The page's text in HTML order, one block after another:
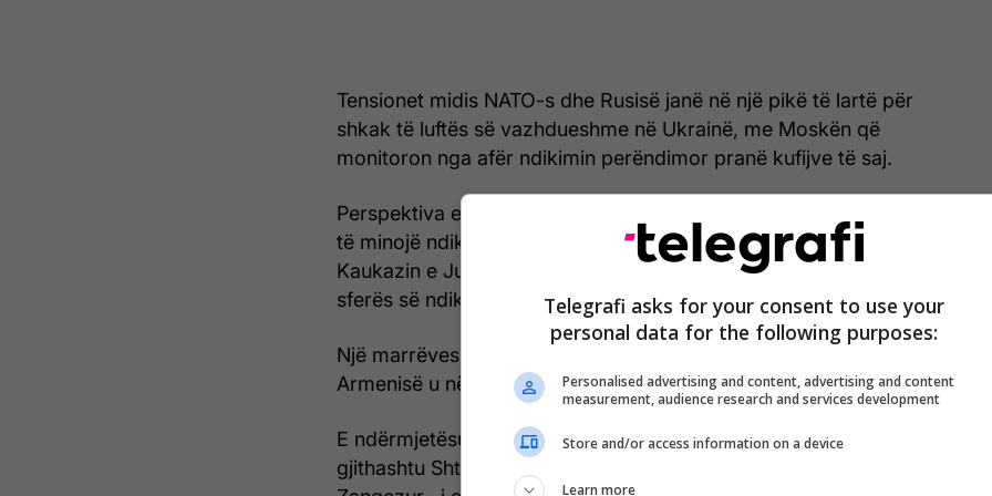
Tensionet midis NATO-s dhe Rusisë janë në një pikë të lartë për
shkak të luftës së vazhdueshme në Ukrainë, me Moskën që
monitoron nga afër ndikimin perëndimor pranë kufijve të saj.
Perspektiva e një bashkëpunimi të thelluar Azerbajxhan-NATO mund
të minojë ndikimin ushtarak dhe interesat energjetike të Rusisë në
Kaukazin e Jugut, një rajon që prej kohësh konsiderohet pjesë e
sferës së ndikimit të Rusisë.
Një marrëveshje paqeje e rëndësishme midis Azerbajxhanit dhe
Armenisë u nënshkrua në Shtëpinë e Bardhë më 8 gusht.
E ndërmjetësuar nga presidenti Donald Trump, marrëveshja u jep
gjithashtu Shteteve të Bashkuara një qira 99-vjeçare mbi Korridorin
Telegrafi asks for your consent to use your
personal data for the following purposes:
Personalised advertising and content, advertising and content
measurement, audience research and services development
Store and/or access information on a device
Learn more